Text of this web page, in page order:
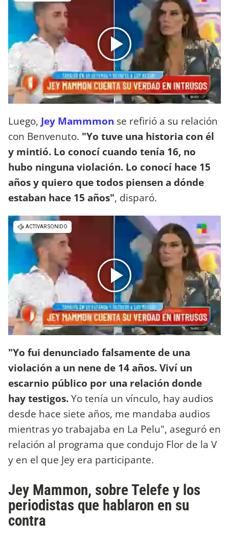
Luego, Jey Mammmon se refirió a su relación
con Benvenuto. "Yo tuve una historia con él
y mintió. Lo conocí cuando tenía 16, no
hubo ninguna violación. Lo conocí hace 15
años y quiero que todos piensen a dónde
estaban hace 15 años", disparó.
"Yo fui denunciado falsamente de una
violación a un nene de 14 años. Viví un
escarnio público por una relación donde
hay testigos.Yo tenía un vínculo, hay audios
desde hace siete años, me mandaba audios
mientras yo trabajaba en La Pelu", aseguró en
relación al programa que condujo Flor de la V
y en el que Jey era participante.
Jey Mammon, sobre Telefe y los
periodistas que hablaron en su
contra